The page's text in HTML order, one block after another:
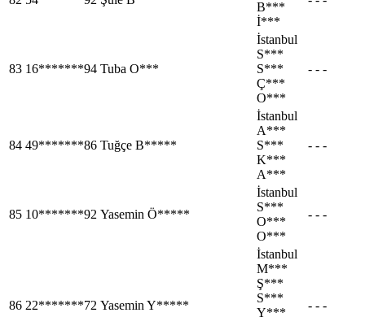
B***
İ***
83 16*******94 Tuba O***
İstanbul
S***
S***
Ç***
O***
- - -
84 49*******86 Tuğçe B*****
İstanbul
A***
S***
K***
A***
- - -
85 10*******92 Yasemin Ö*****
İstanbul
S***
O***
O***
- - -
86 22*******72 Yasemin Y*****
İstanbul
M***
Ş***
S***
Y***
- - -